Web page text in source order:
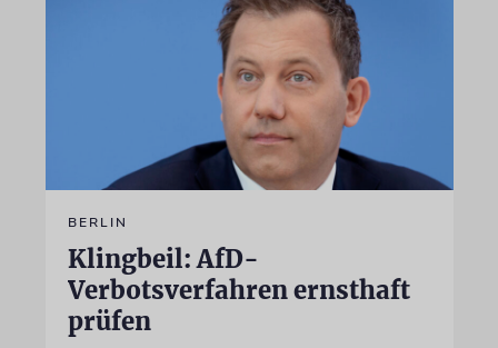
BERLIN
Klingbeil: AfD-
Verbotsverfahren ernsthaft
prüfen